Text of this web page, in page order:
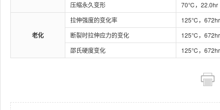
压缩永久变形
70℃，22.0hr
老化
拉伸强度的变化率
125℃，672hr
断裂时拉伸应力的变化
125℃，672hr
邵氏硬度变化
125℃，672hr